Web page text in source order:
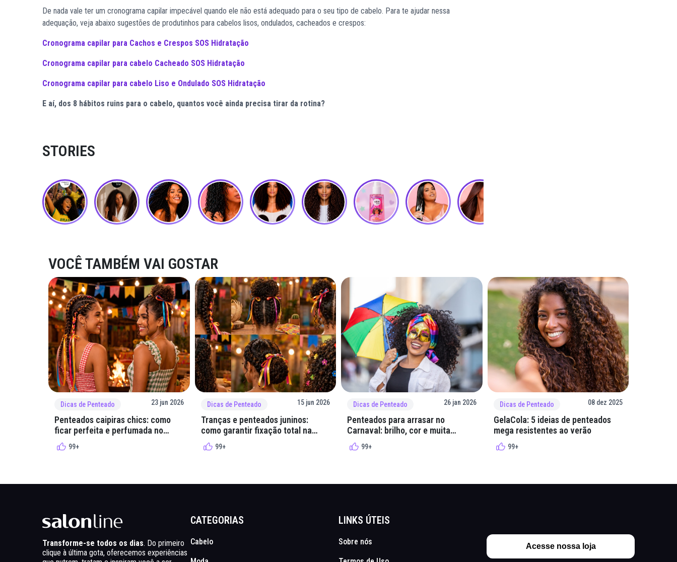
De nada vale ter um cronograma capilar impecável quando ele não está adequado para o seu tipo de cabelo. Para te ajudar nessa
adequação, veja abaixo sugestões de produtinhos para cabelos lisos, ondulados, cacheados e crespos:
Cronograma capilar para Cachos e Crespos SOS Hidratação
Cronograma capilar para cabelo Cacheado SOS Hidratação
Cronograma capilar para cabelo Liso e Ondulado SOS Hidratação
E aí, dos 8 hábitos ruins para o cabelo, quantos você ainda precisa tirar da rotina?
STORIES
VOCÊ TAMBÉM VAI GOSTAR
Dicas de Penteado 23 jun 2026
Penteados caipiras chics: como
ficar perfeita e perfumada no
arraial
99+
Dicas de Penteado 15 jun 2026
Tranças e penteados juninos:
como garantir fixação total na
quadrilha
99+
Dicas de Penteado 26 jan 2026
Penteados para arrasar no
Carnaval: brilho, cor e muita
criatividade
99+
Dicas de Penteado 08 dez 2025
GelaCola: 5 ideias de penteados
mega resistentes ao verão
99+
Transforme-se todos os dias. Do primeiro
clique à última gota, oferecemos experiências
CATEGORIAS
Cabelo
LINKS ÚTEIS
Sobre nós Acesse nossa loja